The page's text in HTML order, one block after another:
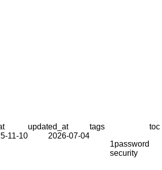
11-10
updated_at
2026-07-04
tags
1password
security
toc